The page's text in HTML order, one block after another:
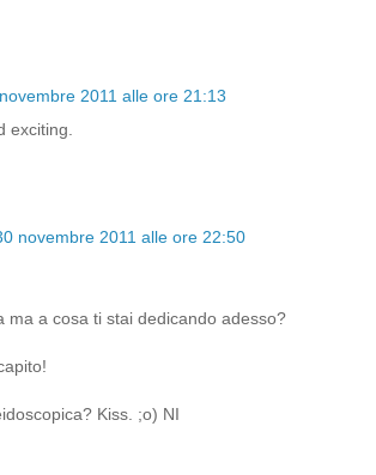
2011 alle ore 21:13
exciting.
novembre 2011 alle ore 22:50
ma a cosa ti stai dedicando adesso?
Kiss. ;o) NI